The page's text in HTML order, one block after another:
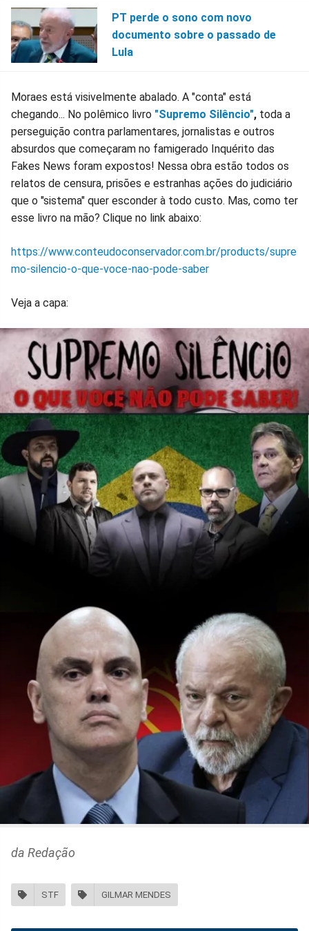
PT perde o sono com novo
documento sobre o passado de
Lula
Moraes está visivelmente abalado. A "conta" está
chegando... No polêmico livro "Supremo Silêncio", toda a
perseguição contra parlamentares, jornalistas e outros
absurdos que começaram no famigerado Inquérito das
Fakes News foram expostos! Nessa obra estão todos os
relatos de censura, prisões e estranhas ações do judiciário
que o "sistema" quer esconder à todo custo. Mas, como ter
esse livro na mão? Clique no link abaixo:
https://www.conteudoconservador.com.br/products/supre
mo-silencio-o-que-voce-nao-pode-saber
Veja a capa:
da Redação
STF GILMAR MENDES